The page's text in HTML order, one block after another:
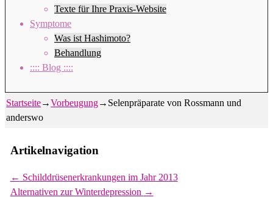
Texte für Ihre Praxis-Website
Symptome
Was ist Hashimoto?
Behandlung
:::: Blog ::::
Startseite→Vorbeugung→ Selenpräparate von Rossmann und
anderswo
Artikelnavigation
← Schilddrüsenerkrankungen im Jahr 2013
Alternativen zur Winterdepression →